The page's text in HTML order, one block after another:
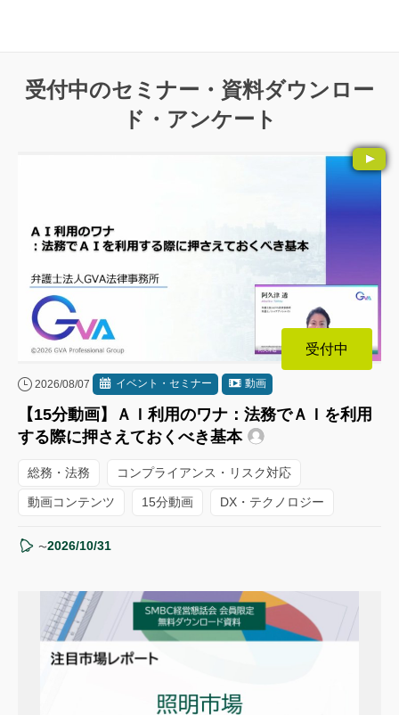
受付中のセミナー・資料ダウンロー
ド・アンケート
受付中
2026/08/07 イベント・セミナー 動画
【15分動画】ＡＩ利用のワナ：法務でＡＩを利用
する際に押さえておくべき基本
総務・法務 コンプライアンス・リスク対応
動画コンテンツ 15分動画 DX・テクノロジー
〜2026/10/31